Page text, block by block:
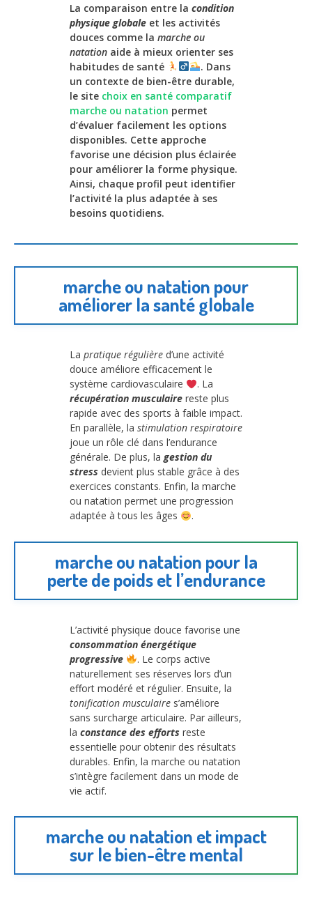
La comparaison entre la condition
physique globale et les activités
douces comme la marche ou
natation aide à mieux orienter ses
habitudes de santé
. Dans
un contexte de bien-être durable,
le site choix en santé comparatif
marche ou natation permet
d’évaluer facilement les options
disponibles. Cette approche
favorise une décision plus éclairée
pour améliorer la forme physique.
Ainsi, chaque profil peut identifier
l’activité la plus adaptée à ses
besoins quotidiens.
marche ou natation pour
améliorer la santé globale
La pratique régulière d’une activité
douce améliore efficacement le
système cardiovasculaire
. La
récupération musculaire reste plus
rapide avec des sports à faible impact.
En parallèle, la stimulation respiratoire
joue un rôle clé dans l’endurance
générale. De plus, lagestion du
stress devient plus stable grâce à des
exercices constants. Enfin, la marche
ou natation permet une progression
adaptée à tous les âges
.
marche ou natation pour la
perte de poids et l’endurance
L’activité physique douce favorise une
consommation énergétique
progressive
. Le corps active
naturellement ses réserves lors d’un
effort modéré et régulier. Ensuite, la
tonification musculaire s’améliore
sans surcharge articulaire. Par ailleurs,
la constance des efforts reste
essentielle pour obtenir des résultats
durables. Enfin, la marche ou natation
s’intègre facilement dans un mode de
vie actif.
marche ou natation et impact
sur le bien-être mental